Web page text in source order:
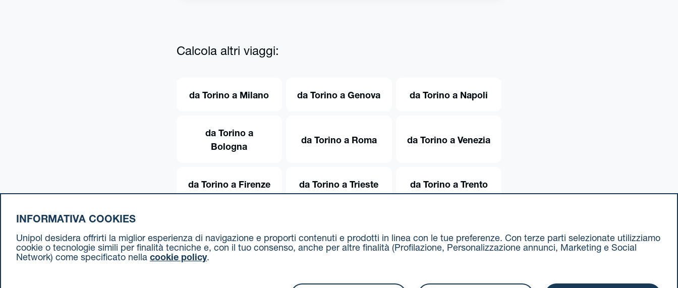
Calcola altri viaggi:
da Torino a Milano da Torino a Genova da Torino a Napoli
da Torino a
Bologna
da Torino a Roma da Torino a Venezia
da Torino a Firenze da Torino a Trieste da Torino a Trento
INFORMATIVA COOKIES
Unipol desidera offrirti la miglior esperienza di navigazione e proporti contenuti e prodotti in linea con le tue preferenze. Con terze parti selezionate utilizziamo
cookie o tecnologie simili per finalità tecniche e, con il tuo consenso, anche per altre finalità (Profilazione, Personalizzazione annunci, Marketing e Social
Network) come specificato nella cookie policy.